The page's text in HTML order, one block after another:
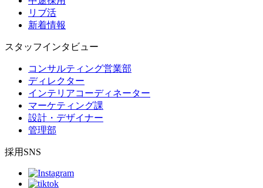
リブ活
新着情報
スタッフインタビュー
コンサルティング営業部
ディレクター
インテリアコーディネーター
マーケティング課
設計・デザイナー
管理部
採用SNS